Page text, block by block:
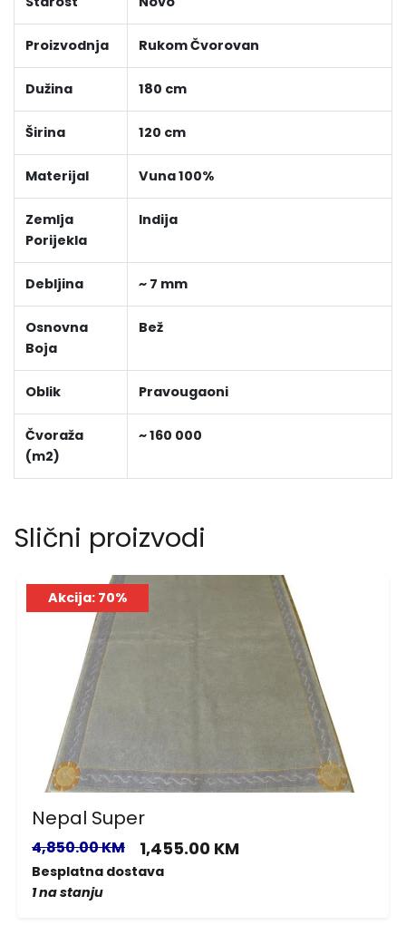
Proizvodnja Rukom Čvorovan
Dužina 180 cm
Širina 120 cm
Materijal Vuna 100%
Zemlja
Porijekla
Indija
Debljina ~ 7 mm
Osnovna
Boja
Bež
Oblik Pravougaoni
Čvoraža
(m2)
~ 160 000
Slični proizvodi
Akcija: 70%
Nepal Super
4,850.00 KM 1,455.00 KM
Besplatna dostava
1 na stanju